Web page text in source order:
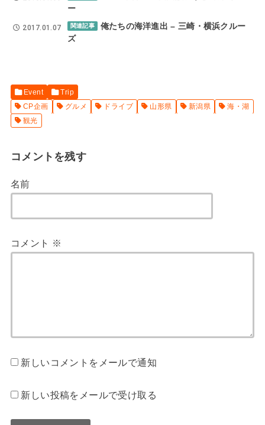
ー
関連記事
俺たちの海洋進出 – 三崎・横浜クルー
ズ
2017.01.07
Event
Trip
CP企画
グルメ ドライブ 山形県 新潟県
海・湖
観光
コメントを残す
名前
コメント ※
新しいコメントをメールで通知
新しい投稿をメールで受け取る